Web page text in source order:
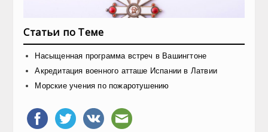
Статьи по Теме
Насыщенная программа встреч в Вашингтоне
Акредитация военного атташе Испании в Латвии
Морские учения по пожаротушению